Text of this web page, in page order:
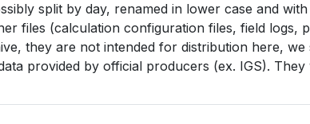
split by day, renamed in lower case and
files (calculation configuration files, field logs,
they are not intended for distribution here,
provided by official producers (ex. IGS).